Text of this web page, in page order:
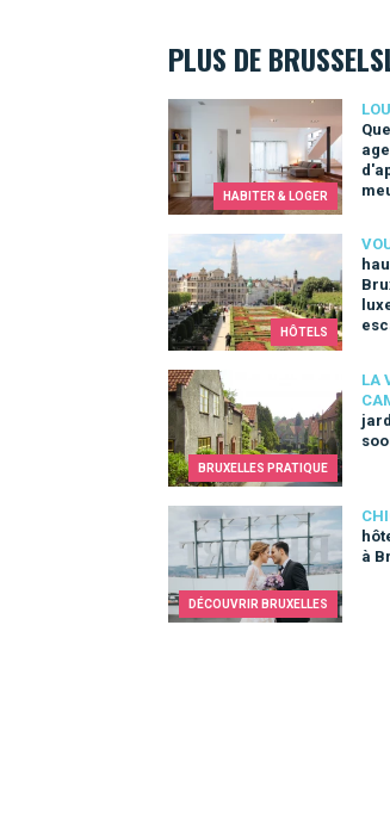
PLUS DE
HABITER & LOGER
Quelles sont les agences
HÔTELS
Week-end haut de
BRUXELLES PRATIQUE
LA
Les cités-jardins à
DÉCOUVRIR BRUXELLES
à
Quel hôtel 5 étoiles